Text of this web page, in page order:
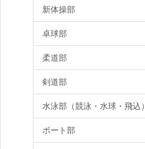
新体操部
卓球部
柔道部
剣道部
水泳部（競泳・水球・飛込）
ボート部